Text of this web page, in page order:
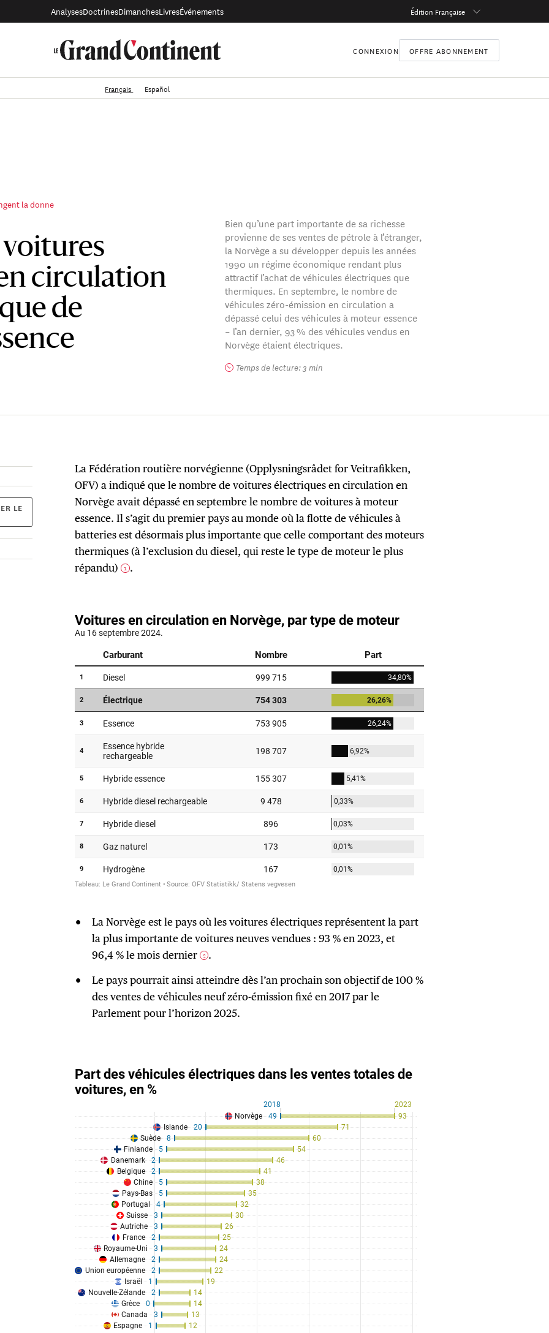
AnalysesDoctrinesDimanchesLivresÉvénements Édition Française
CONNEXION OFFRE ABONNEMENT
Français Español
la donne
voitures
circulation
de
Bien qu’une part importante de sa richesse
provienne de ses ventes de pétrole à l’étranger,
la Norvège a su développer depuis les années
1990 un régime économique rendant plus
attractif l’achat de véhicules électriques que
thermiques. En septembre, le nombre de
véhicules zéro-émission en circulation a
dépassé celui des véhicules à moteur essence
– l’an dernier, 93 % des véhicules vendus en
Norvège étaient électriques.
Temps de lecture: 3 min
LE
La Fédération routière norvégienne (Opplysningsrådet for Veitrafikken,
OFV) a indiqué que le nombre de voitures électriques en circulation en
Norvège avait dépassé en septembre le nombre de voitures à moteur
essence. Il s’agit du premier pays au monde où la flotte de véhicules à
batteries est désormais plus importante que celle comportant des moteurs
thermiques (à l’exclusion du diesel, qui reste le type de moteur le plus
répandu) 1 .
La Norvège est le pays où les voitures électriques représentent la part
la plus importante de voitures neuves vendues : 93 % en 2023, et
96,4 % le mois dernier 2 .
Le pays pourrait ainsi atteindre dès l’an prochain son objectif de 100 %
des ventes de véhicules neuf zéro-émission fixé en 2017 par le
Parlement pour l’horizon 2025.